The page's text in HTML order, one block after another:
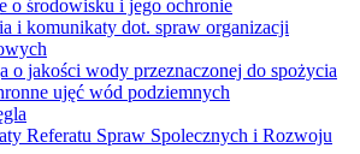
o środowisku i jego ochronie
i komunikaty dot. spraw organizacji
o jakości wody przeznaczonej do spożycia
ujęć wód podziemnych
Referatu Spraw Spolecznych i Rozwoju